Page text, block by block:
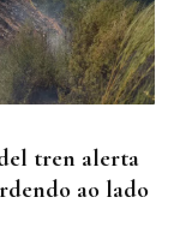
tren alerta
ao lado